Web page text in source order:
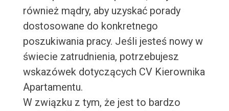
również mądry, aby uzyskać porady
dostosowane do konkretnego
poszukiwania pracy. Jeśli jesteś nowy w
świecie zatrudnienia, potrzebujesz
wskazówek dotyczących CV Kierownika
Apartamentu.
W związku z tym, że jest to bardzo